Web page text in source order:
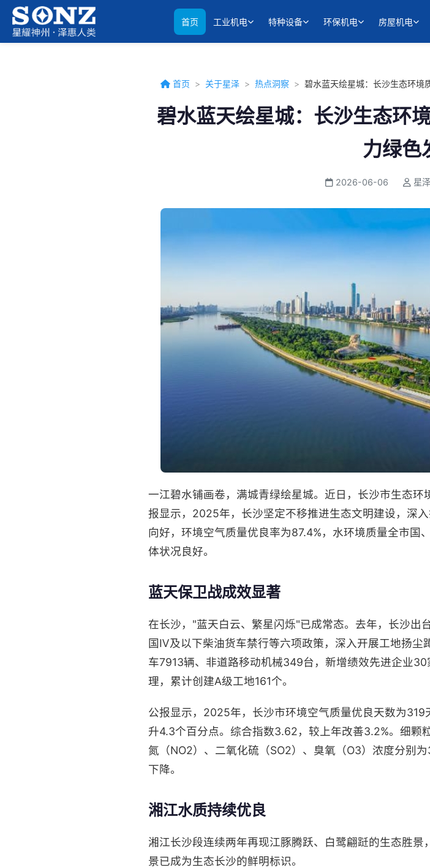
首页 工业机电 特种设备 环保机电 房屋机电
首页 > 关于星泽 > 热点洞察 > 碧水蓝天绘星城：长沙生态环境
碧水蓝天绘星城：长沙生态环
力绿色
2026-06-06 星
一江碧水铺画卷，满城青绿绘星城。近日，长沙市生态
报显示，2025年，长沙坚定不移推进生态文明建设，深
向好，环境空气质量优良率为87.4%，水环境质量全市国
体状况良好。
蓝天保卫战成效显著
在长沙，"蓝天白云、繁星闪烁"已成常态。去年，长沙出
国Ⅳ及以下柴油货车禁行等六项政策，深入开展工地扬尘
车7913辆、非道路移动机械349台，新增绩效先进企业
理，累计创建A级工地161个。
公报显示，2025年，长沙市环境空气质量优良天数为
升4.3个百分点。综合指数3.62，较上年改善3.2%。细颗
氮（NO2）、二氧化硫（SO2）、臭氧（O3）浓度分别
下降。
湘江水质持续优良
湘江长沙段连续两年再现江豚腾跃、白鹭翩跹的生态胜
景已成为生态长沙的鲜明标识。